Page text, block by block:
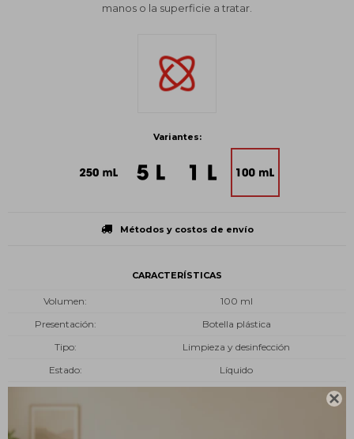

manos o la superficie a tratar.
Variantes:
Métodos y costos de envío
CARACTERÍSTICAS
Volumen
100 ml
Presentación
Botella plástica
Tipo
Limpieza y desinfección
Estado
Líquido